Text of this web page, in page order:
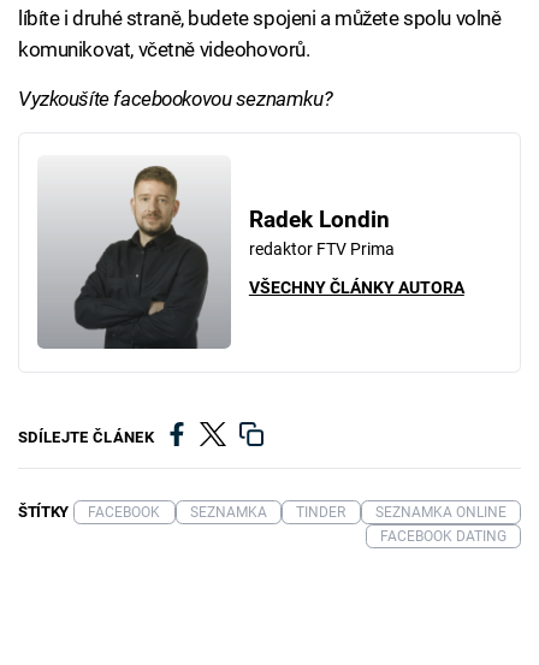
líbíte i druhé straně, budete spojeni a můžete spolu volně
komunikovat, včetně videohovorů.
Vyzkoušíte facebookovou seznamku?
Radek Londin
redaktor FTV Prima
VŠECHNY ČLÁNKY AUTORA
SDÍLEJTE ČLÁNEK
ŠTÍTKY FACEBOOK SEZNAMKA TINDER
SEZNAMKA ONLINE
FACEBOOK DATING